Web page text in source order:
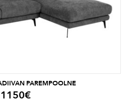
PAREMPOOLNE
1150€